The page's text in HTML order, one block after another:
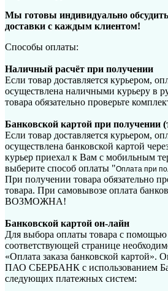
Мы готовы индивидуально
доставки с каждым клиентом!
Способы оплаты:
Наличный расчёт при получении
Если товар доставляется курьером,
осуществлена наличными курьеру в
товара обязательно проверьте
Банковской картой при получении
Если товар доставляется курьером,
осуществлена банковской картой
курьер приехал к Вам с мобильным
выберите способ оплаты "Оплата при
При получении товара обязательно
товара. При самовывозе оплата
ВОЗМОЖНА!
Банковской картой он-лайн
Для выбора оплаты товара с помощью
соответствующей странице
«Оплата заказа банковской картой».
ПАО СБЕРБАНК с использованием
следующих платежных систем: